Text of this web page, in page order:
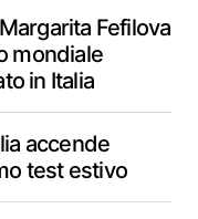
Fefilova
mondiale
in Italia
accende
test estivo